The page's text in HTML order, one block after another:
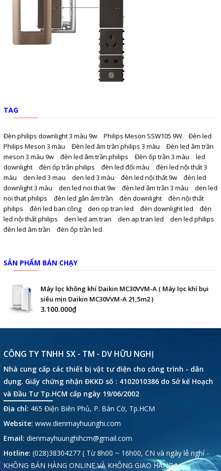
TAG
Đèn philips downlight 3 màu 9w Philips Meson SSW105 9W
Đèn led
Philips Meson 3 màu
Đèn led âm trần philips 3 màu
Đèn led âm trần
meson 3 màu 9w
đèn led âm trần philips Đèn ốp trần 3 màu
led
downlight
đèn ốp trần philips đèn led đổi màu
đèn led nội thất 3
màu
den led 3 mau den led 3 màu đèn led nội thất 9w
đèn led
downlight 3 màu
den led noi that 9w đèn led âm trần 3 màu
den led
noi that philips
đèn led gắn âm trần đèn downlight
đèn nội thất
philips
đèn led ban công den op tran led đèn downlight led
đèn
led nội thất philips
den led am tran den ap tran led
den led philips
đèn led âm trần
đèn ốp trần led
SẢN PHẨM BÁN CHẠY
Máy lọc không khí Daikin MC30VVM-A ( Máy lọc khí bụi
siêu mịn Daikin MC30VVM-A 21,5m2 )
3.100.000₫
CÔNG TY TNHH SX - TM - DV HỮU NGHỊ
Nhà cung cấp các thiết bị vật tư điện cho công trình - dân
dụng. Giấy chứng nhận ĐKKD số : 4102010386 do Sở kế Hoạch
và Đầu Tư Tp.HCM cấp ngày 19/06/2002
Địa chỉ: 465 Điện Biên Phủ, P. Bàn Cờ, Tp.HCM
Website: www.dienmayhuunghi.com
Email: dienmayhuunghihcm@gmail.com
Hotline: (028)38304277 ( Từ 8h00 ~ 16h00, CN và ngày lễ nghỉ -
KHÔNG BÁN HÀNG ONLINE VÀ KHÔNG GIAO HÀNG )